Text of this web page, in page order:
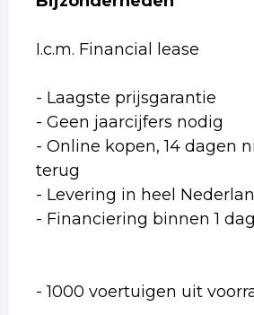
I.c.m. Financial lease
- Laagste prijsgarantie
- Geen jaarcijfers nodig
- Online kopen, 14 dagen
terug
- Levering in heel
- Financiering binnen 1 dag
- 1000 voertuigen uit